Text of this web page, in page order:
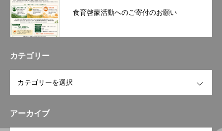
食育啓蒙活動へのご寄付のお願い
カテゴリー
アーカイブ